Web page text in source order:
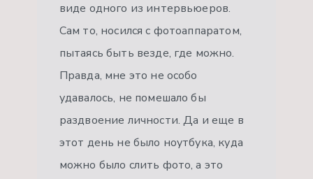
виде одного из интервьюеров.
Сам то, носился с фотоаппаратом,
пытаясь быть везде, где можно.
Правда, мне это не особо
удавалось, не помешало бы
раздвоение личности. Да и еще в
этот день не было ноутбука, куда
можно было слить фото, а это